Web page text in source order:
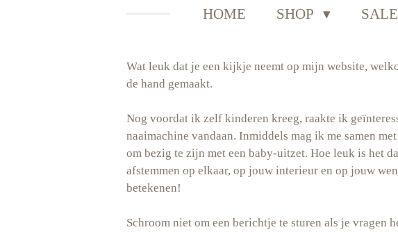
HOME SHOP SALE
Wat leuk dat je een kijkje neemt op mijn website,
de hand gemaakt.
Nog voordat ik zelf kinderen kreeg, raakte ik
naaimachine vandaan. Inmiddels mag ik me samen
om bezig te zijn met een baby-uitzet. Hoe leuk is het
afstemmen op elkaar, op jouw interieur en op jouw
betekenen!
Schroom niet om een berichtje te sturen als je vragen